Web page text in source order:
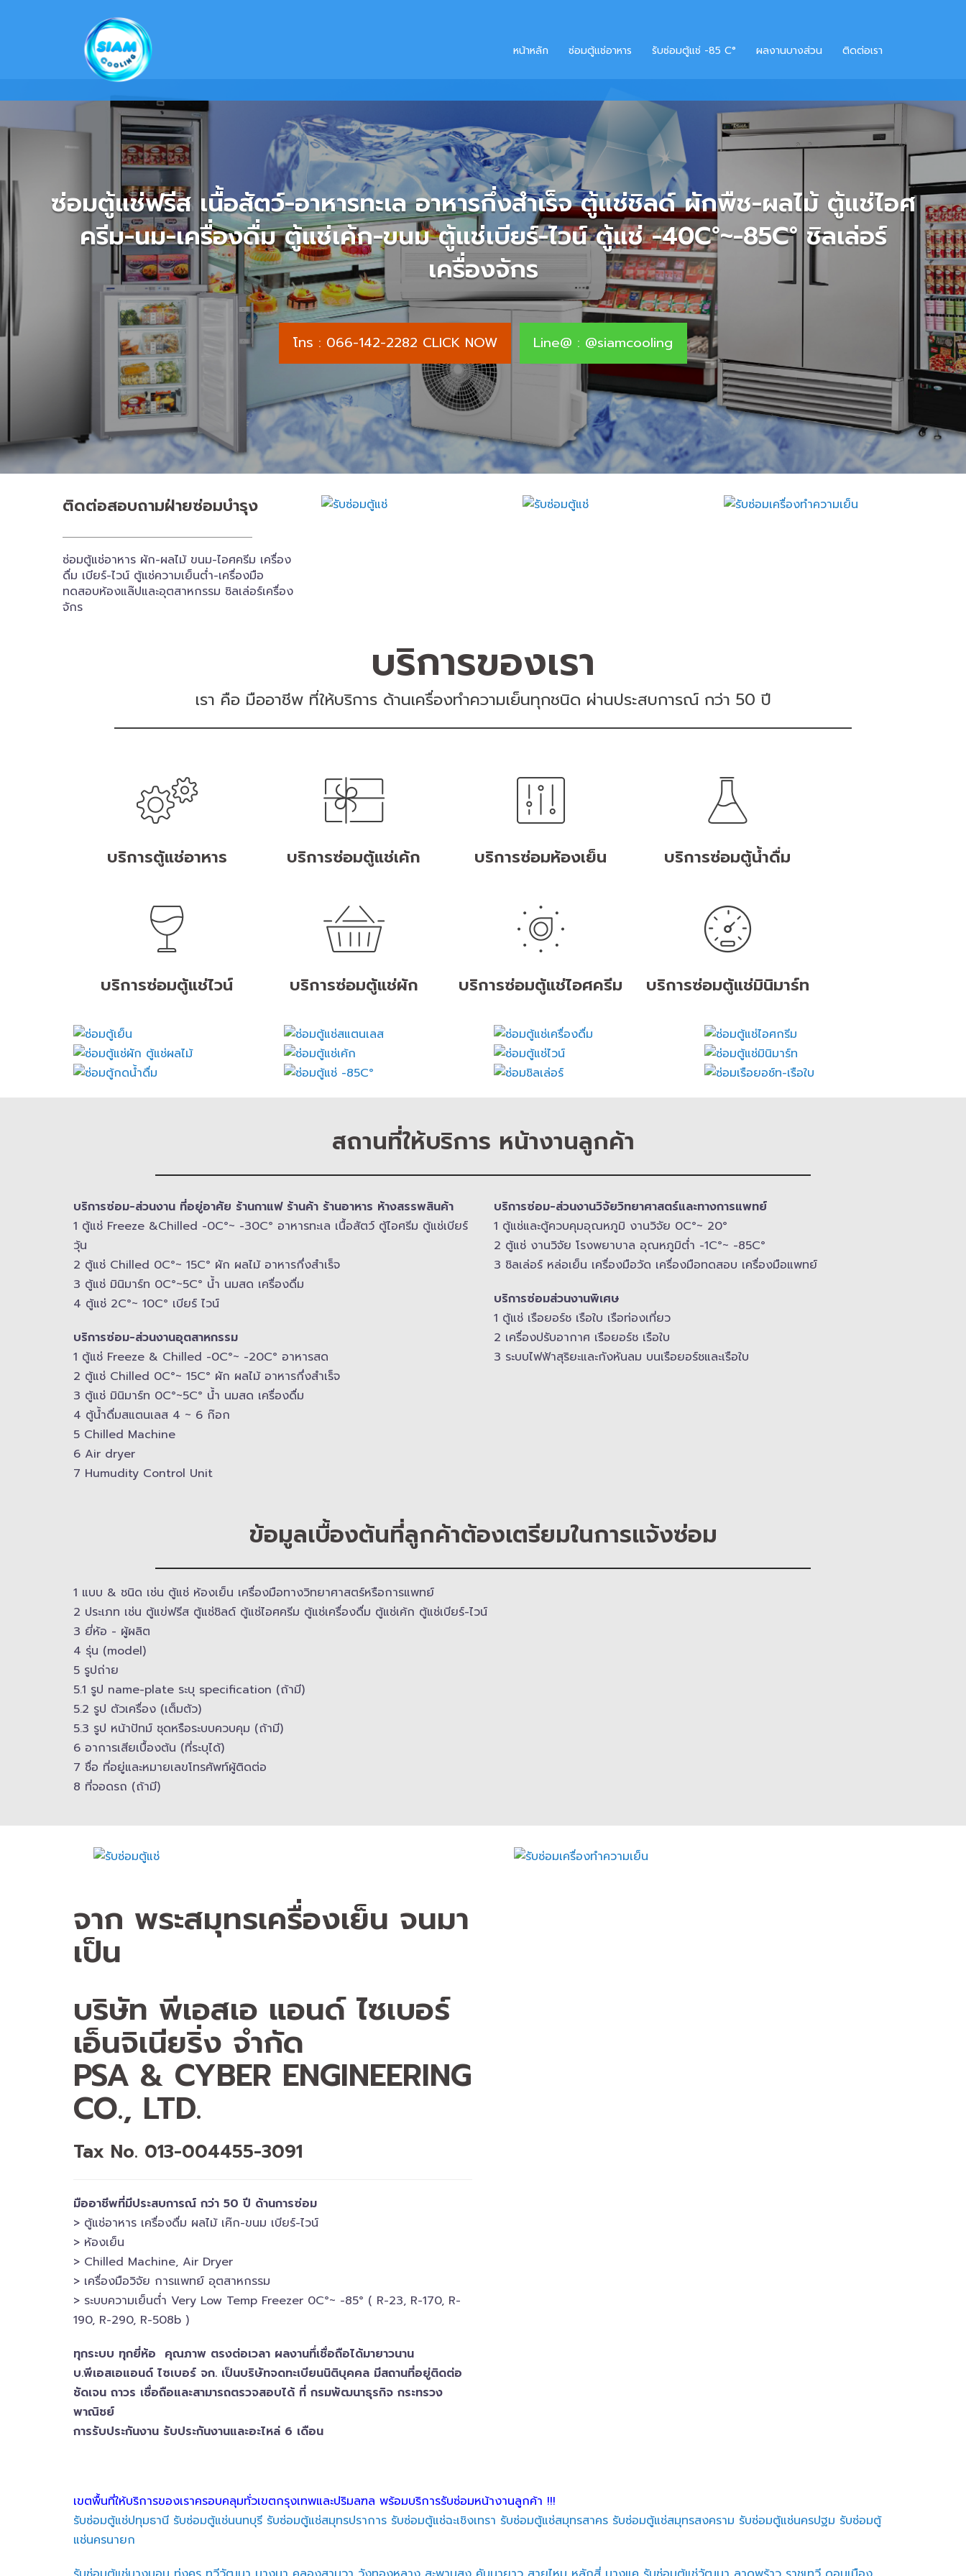
หน้าหลัก ซ่อมตู้แช่อาหาร รับซ่อมตู้แช่ -​85 C° ผลงานบางส่วน ติดต่อเรา
ซ่อมตู้แช่ อาหาร เครื่องดื่ม ผัก-ผลไม้
ตู้โชว์เค้ก ซ่อมระบบความเย็นต่ำ 0 ถึง -85°C
Line@ : @siamcooling
ติดต่อสอบถาม​ฝ่ายซ่อมบำรุง
ซ่อมตู้แช่อาหาร ผัก-ผลไม้ ขนม-ไอศครีม เครื่อง
ดื่ม เบียร์-ไวน์ ตู้แช่ความเย็นต่ำ-เครื่องมือ
ทดสอบห้องแล๊ปและอุตสาหกรรม ชิลเล่อร์เครื่อง​
บริการของเรา
เรา คือ มืออาชีพ ที่ให้บริการ ด้านเครื่องทำความเย็นทุกชนิด ผ่านประสบการณ์ กว่า 50 ปี
บริการตู้แช่อาหาร บริการซ่อมตู้แช่เค้ก บริการซ่อมห้องเย็น บริการซ่อมตู้น้ำดื่ม
บริการซ่อมตู้แช่ไวน์ บริการซ่อมตู้แช่ผัก บริการซ่อมตู้แช่ไอศครีม บริการซ่อมตู้แช่มินิมาร์ท
สถานที่ให้บริการ หน้างานลูกค้า
บริการซ่อม-​ส่วนงาน ที่อยู่อาศัย ร้านกาแฟ ร้านค้า ร้านอาหาร ห้างสรรพสินค้า
1 ตู้แช่ Freeze &​Chilled -​0C°~ -​30C° อาหารทะเล เนื้อสัตว์ ตู้ไอศรีม ตู้แช่เบียร์
วุ้น
2 ตู้แช่ Chilled​ 0C°~ 15C° ผัก ผลไม้ อาหารกึ่งสำเร็จ
3 ตู้แช่​ มินิมาร์ท 0C°~5C° น้ำ นมสด เครื่องดื่ม
บริการซ่อม-​ส่วนงานอุตสาหกรรม
1 ตู้แช่ Freeze &​ Chilled -​0C°~ -​20C° อาหารสด
2 ตู้แช่ Chilled​ 0C°~ 15C° ผัก ผลไม้ อาหารกึ่งสำเร็จ
3 ตู้แช่​ มินิมาร์ท 0C°~5C° น้ำ นมสด เครื่องดื่ม
4 ตู้น้ำดื่มสแตนเลส​ 4 ~ 6 ก๊อก
5 Chilled Mac​hine
6 Air dryer
บริการซ่อม-​ส่วนงานวิจัยวิทยาศาสตร์และทางการแพทย์
1 ตู้แช่และตู้ควบคุม​อุณหภูมิ​ งานวิจัย 0C°~ 20°
2 ตู้แช่ งานวิจัย โรงพยาบาล อุณหภูมิ​ต่ำ -​1C°~ -​85C°
บริการซ่อมส่วนงานพิเศษ
1 ตู้แช่ เรือยอร์ช เรือใบ เรือท่องเที่ยว
2 เครื่องปรับอากาศ เรือยอร์ช เรือใบ
3 ระบบไฟฟ้าสุริยะและกังหันลม บนเรือยอร์ช​และเรือใบ
ข้อมูลเบื้องต้นที่ลูกค้าต้องเตรียมในการแจ้งซ่อม
1 แบบ & ​ชนิด เช่น ตู้แช่ ห้องเย็น เครื่องมือทางวิทยาศาสตร์​หรือการแพทย์
2 ประเภท เช่น ตู้แข่ฟรีส ตู้แช่ชิลด์ ตู้แช่ไอศครีม ตู้แช่เครื่องดื่ม ตู้แช่เค้ก ตู้แช่เบียร์-ไวน์
3 ยี่ห้อ -​ ผู้ผลิต
4 รุ่น (model)
5 รูปถ่าย
5.1 รูป name-plate ระบุ specification (ถ้ามี)
5.2 รูป ตัวเครื่อง (เต็มตัว)
5.3 รูป หน้าปัทม์ ชุดหรือระบบควบคุม (ถ้ามี)​
6 อาการเสียเบื้องต้น (ที่ระบุได้)
7 ชื่อ ที่อยู่และ​หมายเลขโทรศัพท์​ผู้ติดต่อ
จาก พระสมุทรเครื่องเย็น จนมา
เป็น
บริษัท พีเอสเอ แอนด์ ไซเบอร์
เอ็นจิเนียริ่ง จำกัด
PSA & CYBER ENGINEERING
CO., LTD.
Tax No. 013-004455-3091
มืออาชีพที่มีประสบการณ์ กว่า 50 ปี ด้านการซ่อม
> ตู้แช่อาหาร เครื่องดื่ม ผลไม้ เค๊ก-ขนม เบียร์-ไวน์​
> ห้องเย็น
> Chilled​ Machine, Air Dryer
> เครื่องมือวิจัย การแพทย์​ อุตสาหกรรม
> ระบบความเย็นต่ำ Very Low Temp Freezer 0C°~ -​85° ( R-23, R-170, R-
ทุกระบบ ทุกยี่ห้อ คุณภาพ ตรงต่อเวลา ผลงานทึ่เชื่อถือได้มายาวนาน
บ.พีเอสเอ​แอนด์ ไซเบอร์​ จก. เป็นบริษัทจดทะเบียนนิติบุคคล​ มีสถานที่อยู่ติดต่อ
ชัดเจน ถาวร เชื่อถือและสามารถตรวจสอบ​ได้ ที่ กรมพัฒนาธุรกิจ​ กระทรวง
พาณิชย์
เขตพื้นที่ให้บริการของเราครอบคลุมทั่วเขตกรุงเทพและปริมลฑล พร้อมบริการรับซ่อมหน้างานลูกค้า !!!
รับซ่อมตู้แช่ปทุมธานี
รับซ่อมตู้แช่นนทบุรี รับซ่อมตู้แช่สมุทรปราการ รับซ่อมตู้แช่สมุทรสาคร รับซ่อมตู้แช่สมุทรสงคราม